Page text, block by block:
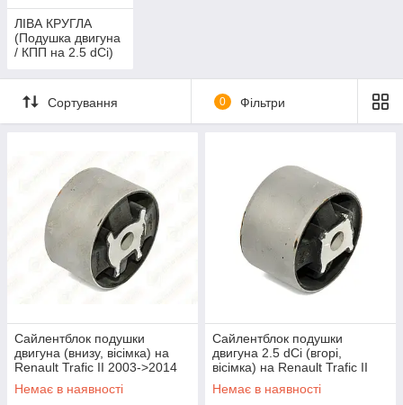
ЛІВА КРУГЛА
(Подушка двигуна
/ КПП на 2.5 dCi)
Сортування 0 Фільтри
Сайлентблок подушки
двигуна (внизу, вісімка) на
Renault Trafic II 2003->2014
2.5 dCi — MetGum - 24-30
Немає в наявності
Сайлентблок подушки
двигуна 2.5 dCi (вгорі,
вісімка) на Renault Trafic II
03->14 2.5 dCi — MetGum -
24-29
Немає в наявності